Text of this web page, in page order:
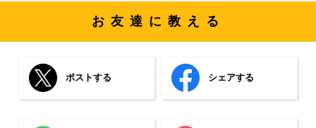
お友達に教える
ポストする シェアする